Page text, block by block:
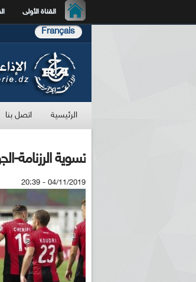
القناة الأولى
Français
الرئيسية اتصل بنا
تسوية الرزنامة-
04/11/2019 - 20:39